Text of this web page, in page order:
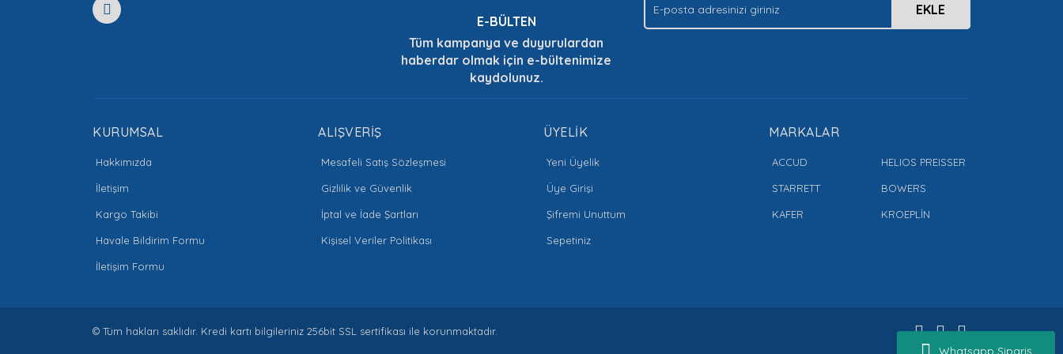
Whatsapp Sipariş
Gönder
E-BÜLTEN
Tüm kampanya ve duyurulardan
haberdar olmak için e-bültenimize
kaydolunuz.
EKLE
KURUMSAL
Hakkımızda
İletişim
Kargo Takibi
Havale Bildirim Formu
İletişim Formu
ALIŞVERİŞ
Mesafeli Satış Sözleşmesi
Gizlilik ve Güvenlik
İptal ve İade Şartları
Kişisel Veriler Politikası
ÜYELİK
Yeni Üyelik
Üye Girişi
Şifremi Unuttum
Sepetiniz
MARKALAR
ACCUD
STARRETT
KAFER
HELIOS PREISSER
BOWERS
KROEPLİN
© Tüm hakları saklıdır. Kredi kartı bilgileriniz 256bit SSL sertifikası ile korunmaktadır.